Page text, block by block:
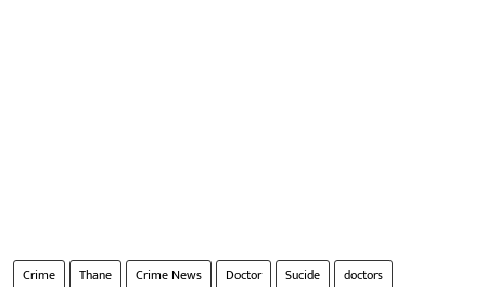
Crime Thane Crime News Doctor Sucide
doctors